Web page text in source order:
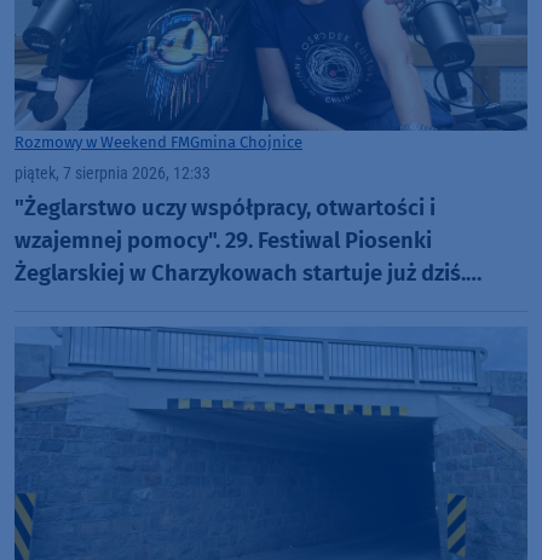
Rozmowy w Weekend FMGmina Chojnice
piątek, 7 sierpnia 2026, 12:33
"Żeglarstwo uczy współpracy, otwartości i
wzajemnej pomocy". 29. Festiwal Piosenki
Żeglarskiej w Charzykowach startuje już dziś.